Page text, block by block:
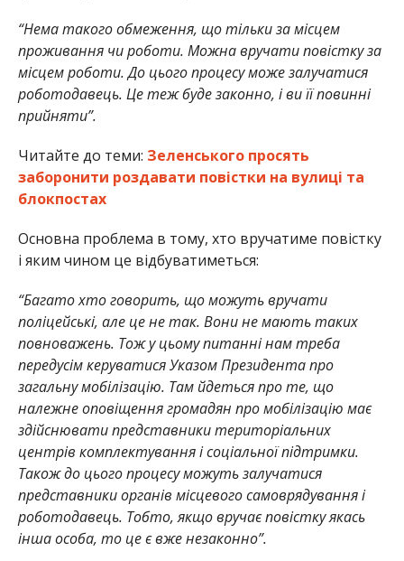
“Нема такого обмеження, що тільки за місцем
проживання чи роботи. Можна вручати повістку за
місцем роботи. До цього процесу може залучатися
роботодавець. Це теж буде законно, і ви її повинні
прийняти”.
Читайте до теми: Зеленського просять
заборонити роздавати повістки на вулиці та
блокпостах
Основна проблема в тому, хто вручатиме повістку
і яким чином це відбуватиметься:
“Багато хто говорить, що можуть вручати
поліцейські, але це не так. Вони не мають таких
повноважень. Тож у цьому питанні нам треба
передусім керуватися Указом Президента про
загальну мобілізацію. Там йдеться про те, що
належне оповіщення громадян про мобілізацію має
здійснювати представники територіальних
центрів комплектування і соціальної підтримки.
Також до цього процесу можуть залучатися
представники органів місцевого самоврядування і
роботодавець. Тобто, якщо вручає повістку якась
інша особа, то це є вже незаконно”.